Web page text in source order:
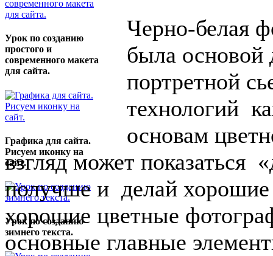
Урок по созданию
простого и
современного макета
для сайта.
Графика для сайта.
Рисуем иконку на
сайт.
Урок по созданию
зимнего текста.
Черно-белая
была основой
портретной
технологий
основам
взгляд может показаться
получше и делай хорошие
хорошие цветные
основные главные